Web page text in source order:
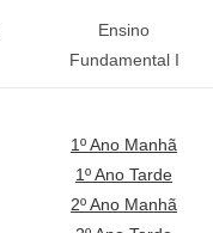
Ensino
Fundamental I
1º Ano Manhã
1º Ano Tarde
2º Ano Manhã